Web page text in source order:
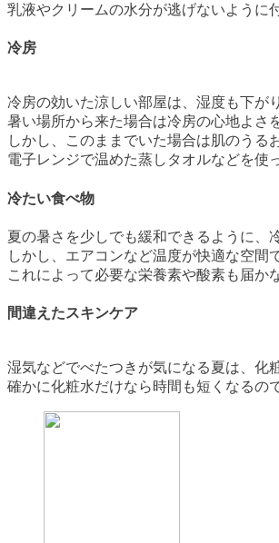
乳液やクリームの水分が逃げないように
冷房
冷房の効いた涼しい部屋は、湿度も下が
暑い場所から来た場合は冷房の心地よさ
しかし、このままでいた場合は肌のうる
電子レンジで温めた蒸しタオルなどを使
冷たい食べ物
夏の暑さを少しでも緩和できるように、
しかし、エアコンなど温度が快適な空間
これによって必要な栄養素や酸素も届か
間違えたスキンケア
湿気などでべたつきが気になる夏は、化
確かに化粧水だけなら時間も短くなるの